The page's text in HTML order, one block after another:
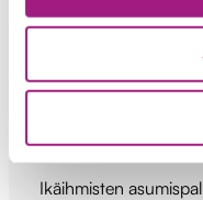
Tarjoamme
Ikäihmisten